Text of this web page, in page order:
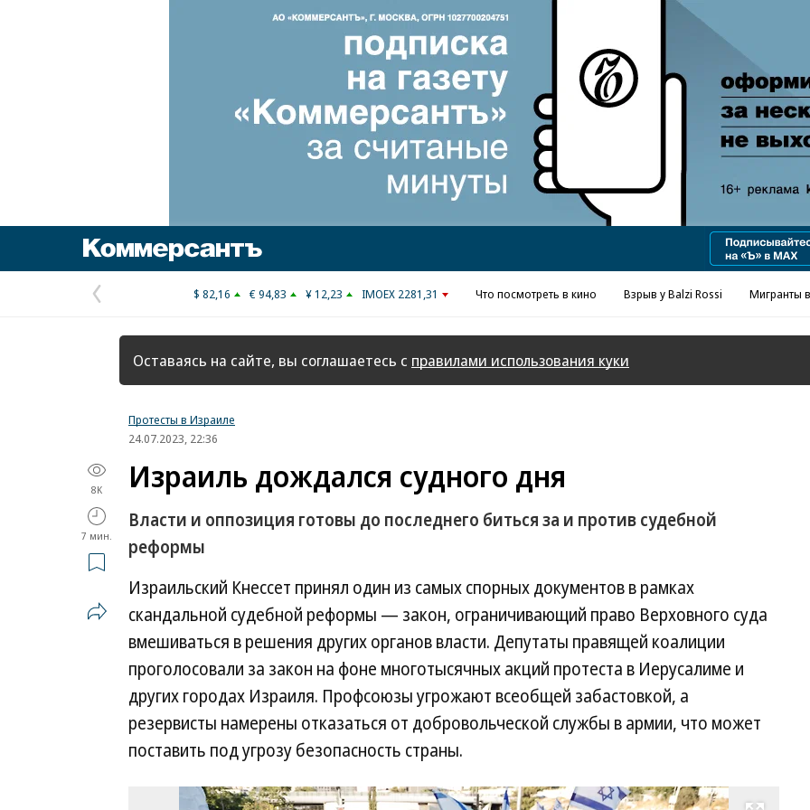
Реклама в «Ъ» www.kommersant.ru/ad
Предыдущая
страница
$ 82,16 € 94,83 ¥ 12,23 IMOEX 2281,31 Что посмотреть в кино Взрыв у Balzi Rossi Мигранты
Оставаясь на сайте, вы соглашаетесь с правилами использования куки
Протесты в Израиле
24.07.2023, 22:36
8K
7 мин.
Израиль дождался судного дня
Власти и оппозиция готовы до последнего биться за и против судебной
реформы
Израильский Кнессет принял один из самых спорных документов в рамках
скандальной судебной реформы — закон, ограничивающий право Верховного суда
вмешиваться в решения других органов власти. Депутаты правящей коалиции
проголосовали за закон на фоне многотысячных акций протеста в Иерусалиме и
других городах Израиля. Профсоюзы угрожают всеобщей забастовкой, а
резервисты намерены отказаться от добровольческой службы в армии, что может
поставить под угрозу безопасность страны.